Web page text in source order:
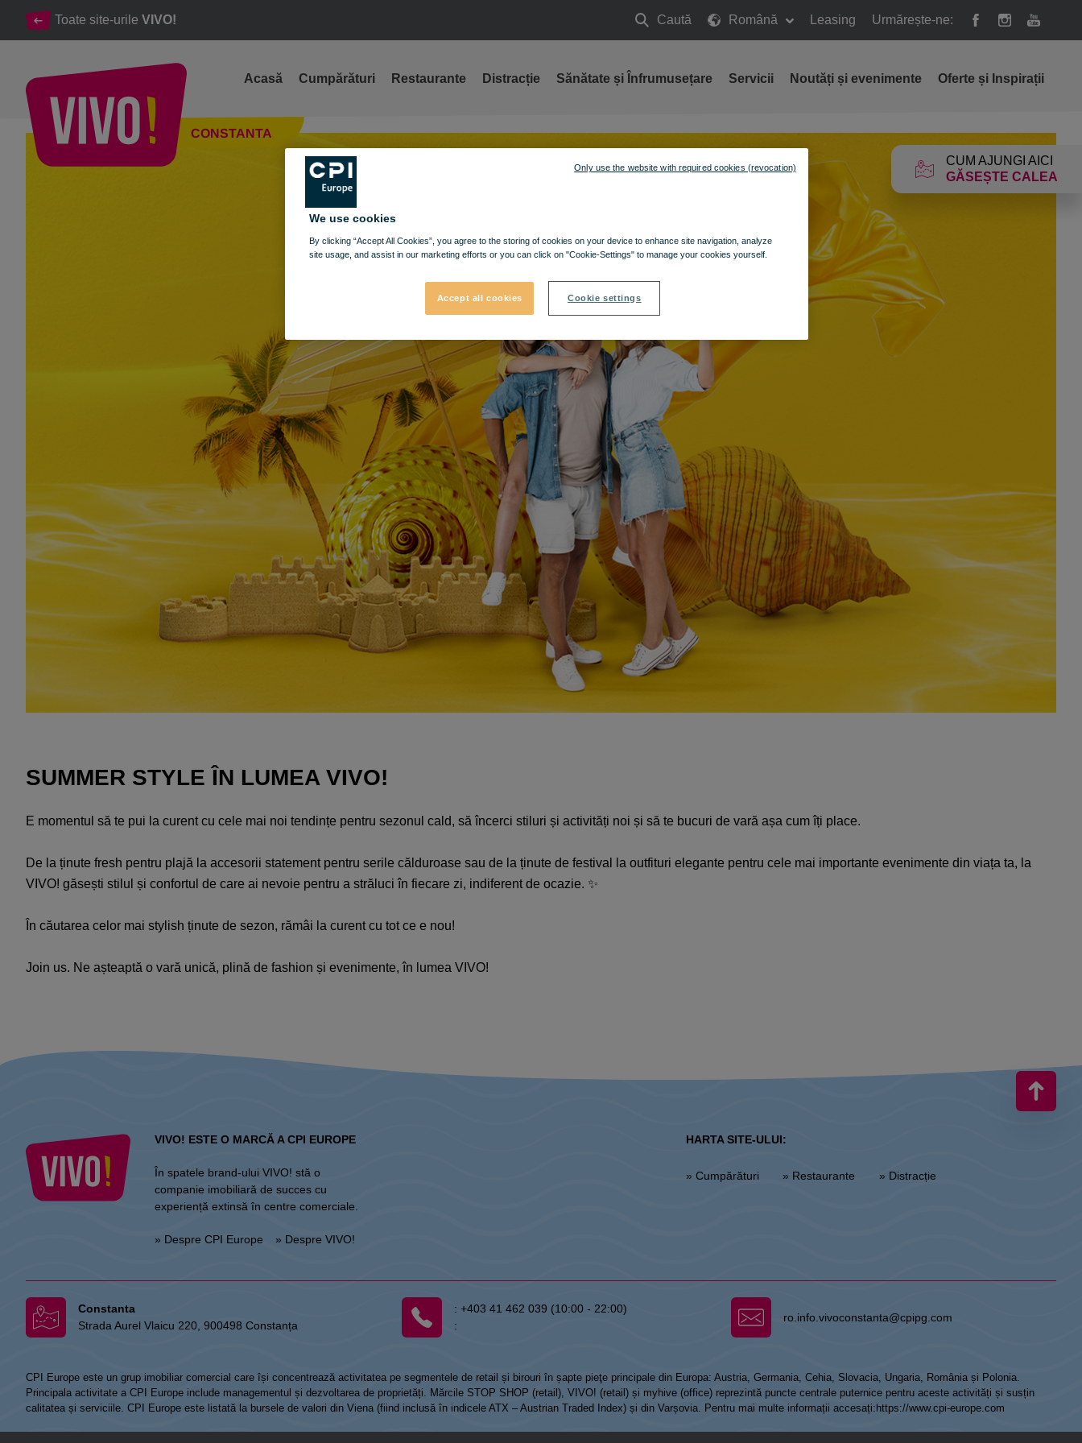
Toate site-urile VIVO! Caută
Caută
Română Leasing Urmărește-ne:
CUM AJUNGI AICI
GĂSEȘTE CALEA
CONSTANTA
Acasă Cumpărături Restaurante Distracție Sănătate și Înfrumusețare Servicii Noutăți și evenimente Oferte și Inspirații
SUMMER STYLE ÎN LUMEA VIVO!
SUMMER STYLE ÎN LUMEA VIVO!
E momentul să te pui la curent cu cele mai noi tendințe pentru sezonul cald, să încerci stiluri și activități noi și să te bucuri de vară așa cum îți place.
De la ținute fresh pentru plajă la accesorii statement pentru serile călduroase sau de la ținute de festival la outfituri elegante pentru cele mai importante evenimente din viața ta, la
VIVO! găsești stilul și confortul de care ai nevoie pentru a străluci în fiecare zi, indiferent de ocazie. ✨
În căutarea celor mai stylish ținute de sezon, rămâi la curent cu tot ce e nou!
Join us. Ne așteaptă o vară unică, plină de fashion și evenimente, în lumea VIVO!
VIVO! ESTE O MARCĂ A CPI EUROPE
În spatele brand-ului VIVO! stă o
companie imobiliară de succes cu
experiență extinsă în centre comerciale.
» Despre CPI Europe » Despre VIVO!
HARTA SITE-ULUI:
» Cumpărături » Restaurante » Distracție
Constanta
Strada Aurel Vlaicu 220, 900498 Constanța
: +403 41 462 039 (10:00 - 22:00)
:
ro.info.vivoconstanta@cpipg.com
CPI Europe este un grup imobiliar comercial care își concentrează activitatea pe segmentele de retail și birouri în șapte pieţe principale din Europa: Austria, Germania, Cehia, Slovacia, Ungaria, România și Polonia.
Principala activitate a CPI Europe include managementul și dezvoltarea de proprietăți. Mărcile STOP SHOP (retail), VIVO! (retail) și myhive (office) reprezintă puncte centrale puternice pentru aceste activități și susțin
calitatea și serviciile. CPI Europe este listată la bursele de valori din Viena (fiind inclusă în indicele ATX – Austrian Traded Index) și din Varșovia. Pentru mai multe informații accesați: https://www.cpi-europe.com
We use cookies
By clicking “Accept All Cookies”, you agree to the storing of cookies on your device to enhance site navigation, analyze
site usage, and assist in our marketing efforts or you can click on "Cookie-Settings" to manage your cookies yourself.
Accept all cookies Cookie settings
Only use the website with required cookies (revocation)